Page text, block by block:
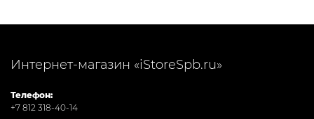
Интернет-магазин «iStoreSpb.ru»
Телефон:
+7 812 318-40-14